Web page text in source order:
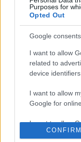
Purposes for
Opted Out
Google consents
I want to allow
related to
device
I want to allow
Google for
I want to allow
personalized
CONFIRM
ahonnan egyik nap
hogy vállalja a
napja már a